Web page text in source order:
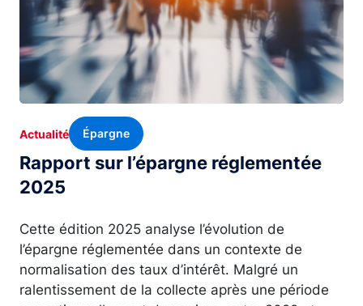
Rapport sur l’épargne réglementée
2025
Actualité Épargne
Cette édition 2025 analyse l’évolution de
l’épargne réglementée dans un contexte de
normalisation des taux d’intérêt. Malgré un
ralentissement de la collecte après une période